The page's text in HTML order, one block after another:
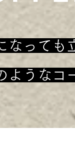
なっても
ようなコ